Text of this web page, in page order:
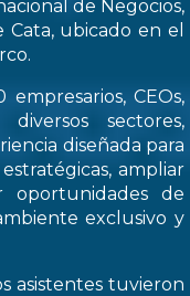
de Negocios,
ubicado en el
CEOs,
sectores,
diseñada para
ampliar
oportunidades de
exclusivo y
asistentes tuvieron